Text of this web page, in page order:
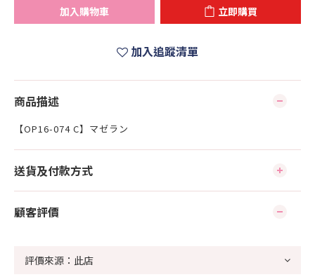
加入購物車 立即購買
加入追蹤清單
商品描述
【OP16-074 C】マゼラン
送貨及付款方式
顧客評價